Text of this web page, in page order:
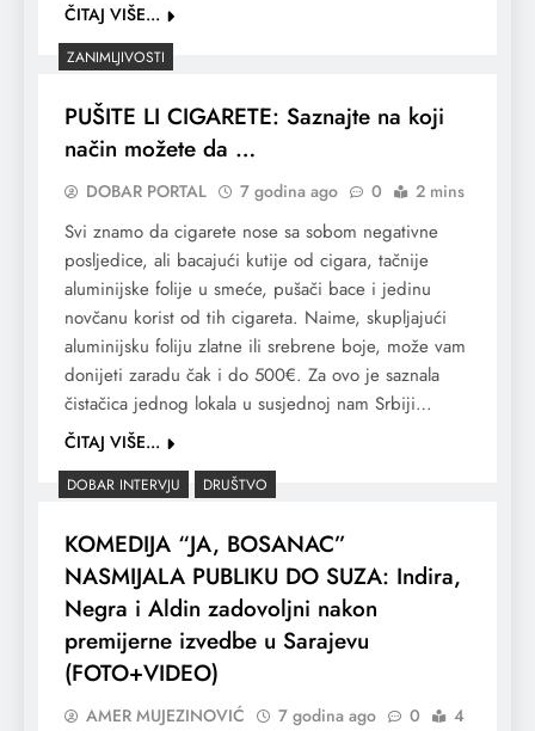
ČITAJ VIŠE...
ZANIMLJIVOSTI
PUŠITE LI CIGARETE: Saznajte na koji
način možete da …
DOBAR PORTAL 7 godina ago 0 2 mins
Svi znamo da cigarete nose sa sobom negativne
posljedice, ali bacajući kutije od cigara, tačnije
aluminijske folije u smeće, pušači bace i jedinu
novčanu korist od tih cigareta. Naime, skupljajući
aluminijsku foliju zlatne ili srebrene boje, može vam
donijeti zaradu čak i do 500€. Za ovo je saznala
čistačica jednog lokala u susjednoj nam Srbiji…
ČITAJ VIŠE...
DOBAR INTERVJU DRUŠTVO
KOMEDIJA “JA, BOSANAC”
NASMIJALA PUBLIKU DO SUZA: Indira,
Negra i Aldin zadovoljni nakon
premijerne izvedbe u Sarajevu
(FOTO+VIDEO)
AMER MUJEZINOVIĆ 7 godina ago 0
4